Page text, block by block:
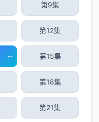
第9集
第12集
第15集
第18集
第21集